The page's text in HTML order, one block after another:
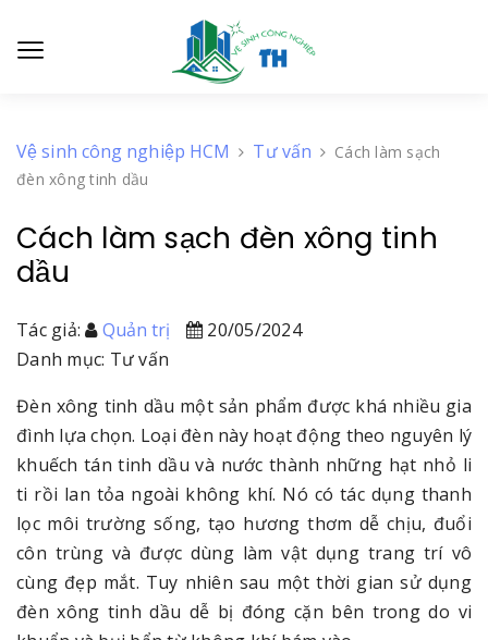
Vệ sinh công nghiệp HCM Tư vấn
Cách làm sạch
đèn xông tinh dầu
Cách làm sạch đèn xông tinh
dầu
Tác giả: Quản trị
20/05/2024
Danh mục: Tư vấn
Đèn xông tinh dầu một sản phẩm được khá nhiều gia
đình lựa chọn. Loại đèn này hoạt động theo nguyên lý
khuếch tán tinh dầu và nước thành những hạt nhỏ li
ti rồi lan tỏa ngoài không khí. Nó có tác dụng thanh
lọc môi trường sống, tạo hương thơm dễ chịu, đuổi
côn trùng và được dùng làm vật dụng trang trí vô
cùng đẹp mắt. Tuy nhiên sau một thời gian sử dụng
đèn xông tinh dầu dễ bị đóng cặn bên trong do vi